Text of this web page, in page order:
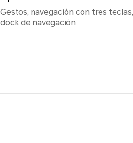
Gestos, navegación con tres teclas,
dock de navegación